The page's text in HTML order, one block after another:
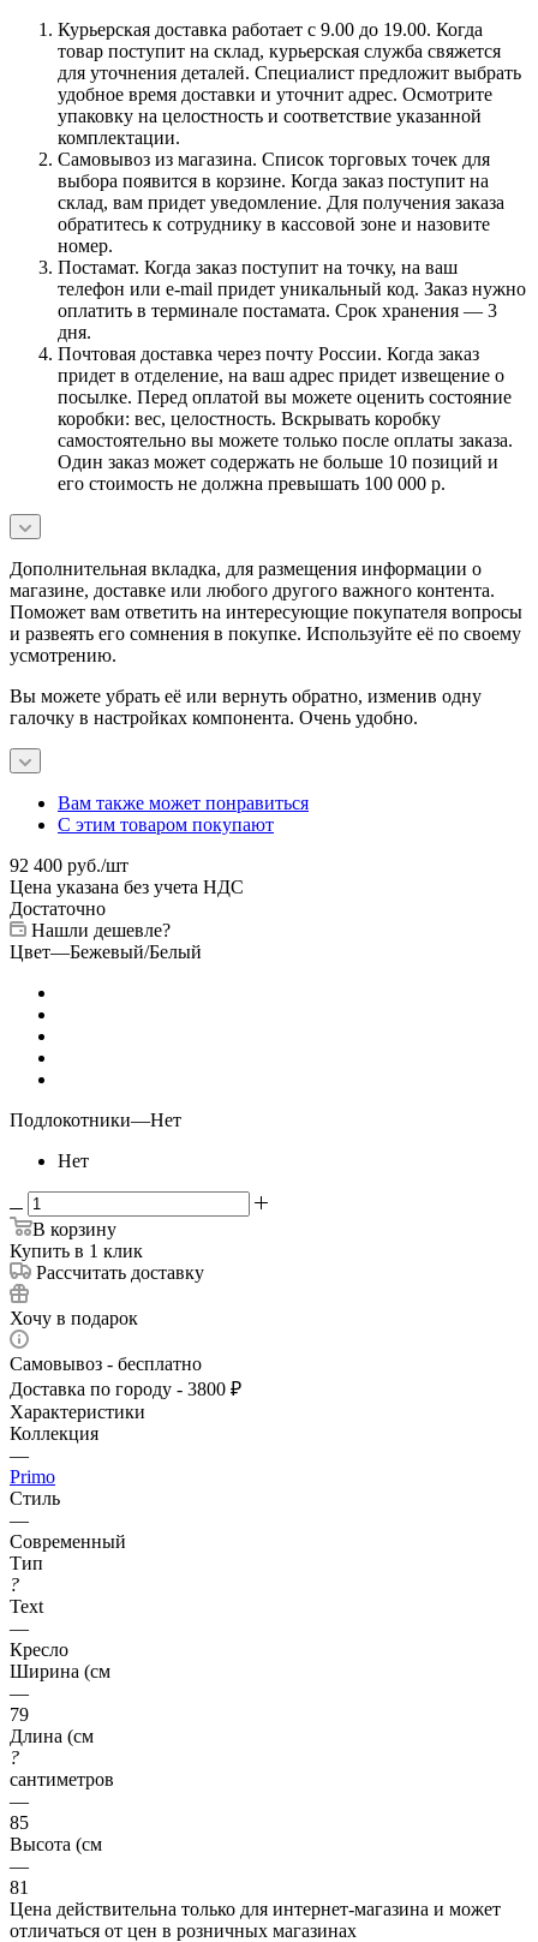
Курьерская доставка работает с 9.00 до 19.00. Когда
товар поступит на склад, курьерская служба свяжется
для уточнения деталей. Специалист предложит выбрать
удобное время доставки и уточнит адрес. Осмотрите
упаковку на целостность и соответствие указанной
комплектации.
Самовывоз из магазина. Список торговых точек для
выбора появится в корзине. Когда заказ поступит на
склад, вам придет уведомление. Для получения заказа
обратитесь к сотруднику в кассовой зоне и назовите
номер.
Постамат. Когда заказ поступит на точку, на ваш
телефон или e-mail придет уникальный код. Заказ нужно
оплатить в терминале постамата. Срок хранения — 3
дня.
Почтовая доставка через почту России. Когда заказ
придет в отделение, на ваш адрес придет извещение о
посылке. Перед оплатой вы можете оценить состояние
коробки: вес, целостность. Вскрывать коробку
самостоятельно вы можете только после оплаты заказа.
Один заказ может содержать не больше 10 позиций и
его стоимость не должна превышать 100 000 р.
Дополнительная вкладка, для размещения информации о
магазине, доставке или любого другого важного контента.
Поможет вам ответить на интересующие покупателя вопросы
и развеять его сомнения в покупке. Используйте её по своему
усмотрению.
Вы можете убрать её или вернуть обратно, изменив одну
галочку в настройках компонента. Очень удобно.
Вам также может понравиться
С этим товаром покупают
92 400 руб./шт
Цена указана без учета НДС
Достаточно
Нашли дешевле?
Цвет—Бежевый/Белый
Подлокотники—Нет
Нет
В корзину
Купить в 1 клик
Рассчитать доставку
Хочу в подарок
Самовывоз - бесплатно
Доставка по городу - 3800 ₽
Характеристики
Коллекция
—
Primo
Стиль
—
Современный
Тип
?
Text
—
Кресло
Ширина (см
—
79
Длина (см
?
сантиметров
—
85
Высота (см
—
81
Цена действительна только для интернет-магазина и может
отличаться от цен в розничных магазинах